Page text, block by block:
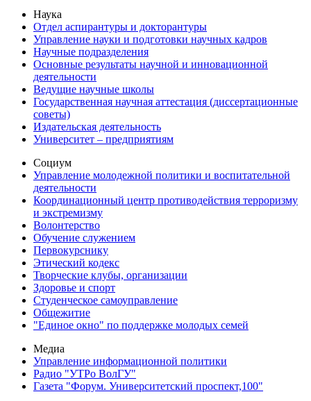
Наука
Отдел аспирантуры и докторантуры
Управление науки и подготовки научных кадров
Научные подразделения
Основные результаты научной и инновационной
деятельности
Ведущие научные школы
Государственная научная аттестация (диссертационные
советы)
Издательская деятельность
Университет – предприятиям
Социум
Управление молодежной политики и воспитательной
деятельности
Координационный центр противодействия терроризму
и экстремизму
Волонтерство
Обучение служением
Первокурснику
Этический кодекс
Творческие клубы, организации
Здоровье и спорт
Студенческое самоуправление
Общежитие
"Единое окно" по поддержке молодых семей
Медиа
Управление информационной политики
Радио "УТРо ВолГУ"
Газета "Форум. Университетский проспект,100"